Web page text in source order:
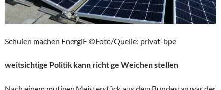
Schulen machen EnergiE ©Foto/Quelle: privat-bpe
weitsichtige Politik kann richtige Weichen stellen